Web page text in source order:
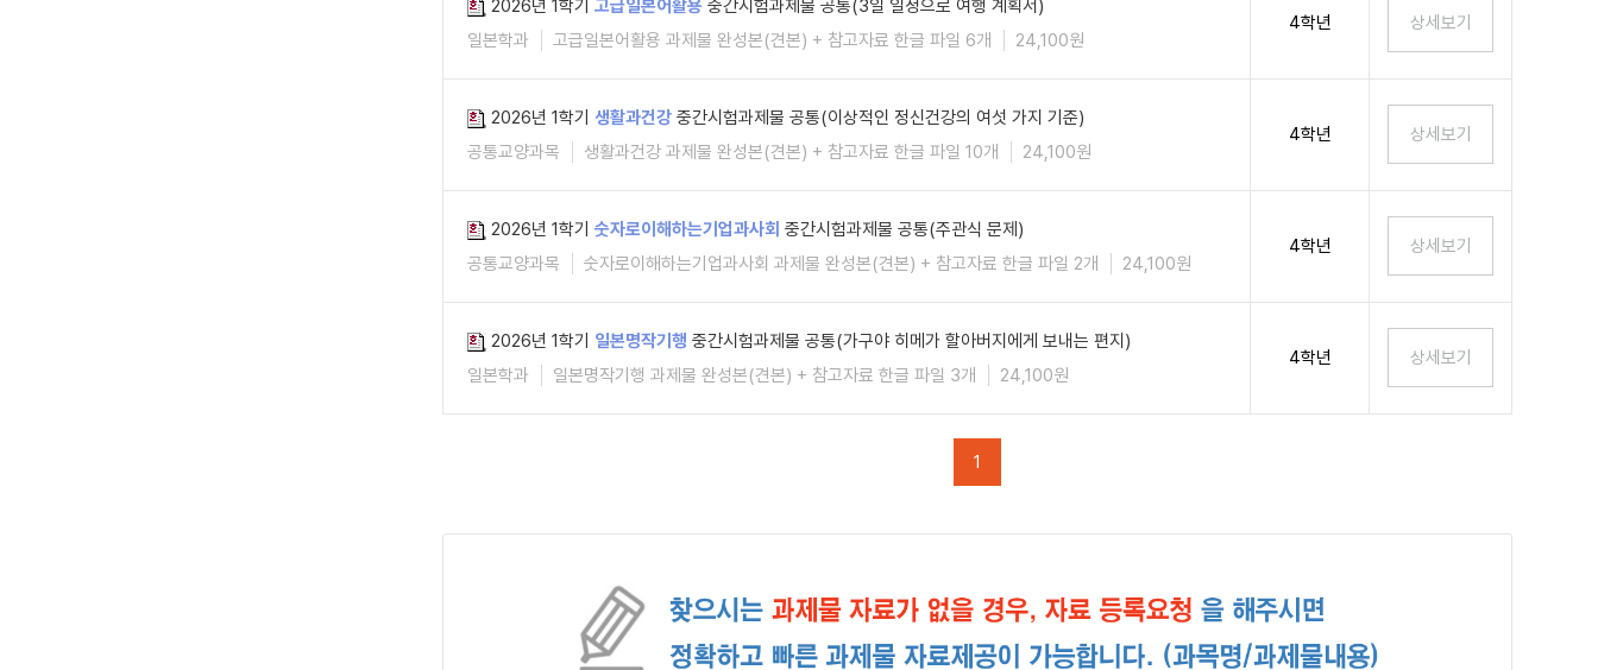
2026년 1학기 고급일본어활용 중간시험과제물 공통(3일 일정으로 여행 계획서)
일본학과
고급일본어활용 과제물 완성본(견본) + 참고자료 한글 파일 6개 24,100원
4학년
2026년 1학기 생활과건강 중간시험과제물 공통(이상적인 정신건강의 여섯 가지 기준)
공통교양과목
생활과건강 과제물 완성본(견본) + 참고자료 한글 파일 10개 24,100원
4학년
2026년 1학기 숫자로이해하는기업과사회 중간시험과제물 공통(주관식 문제)
공통교양과목
숫자로이해하는기업과사회 과제물 완성본(견본) + 참고자료 한글 파일 2개 24,100원
4학년
2026년 1학기 일본명작기행 중간시험과제물 공통(가구야 히메가 할아버지에게 보내는 편지)
일본학과
일본명작기행 과제물 완성본(견본) + 참고자료 한글 파일 3개 24,100원
4학년